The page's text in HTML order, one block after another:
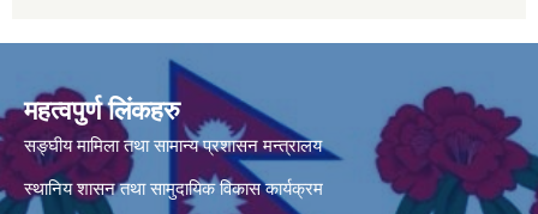
महत्वपुर्ण लिंकहरु
सङ्घीय मामिला तथा सामान्य प्रशासन मन्त्रालय
स्थानिय शासन तथा सामुदायिक विकास कार्यक्रम